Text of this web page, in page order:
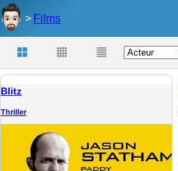
Films
Blitz
Thriller